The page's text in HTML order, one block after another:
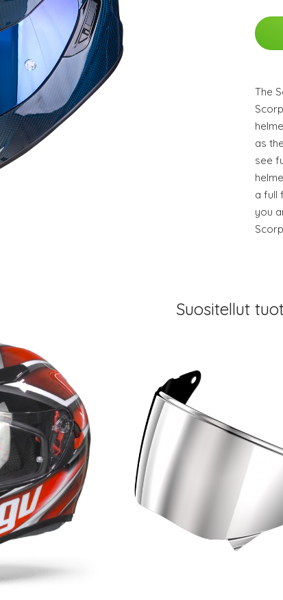
The
as
see
a full
you
Suositellut